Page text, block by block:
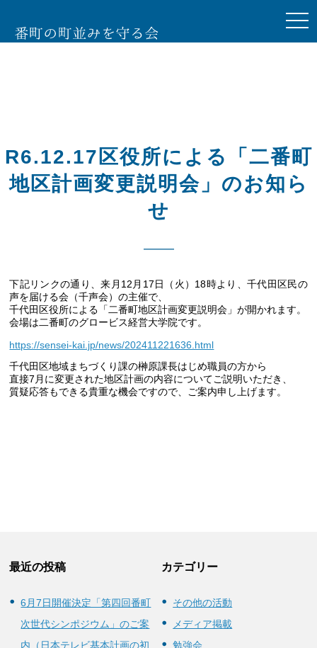
R6.12.17区役所による「二番町
地区計画変更説明会」のお知ら
せ
下記リンクの通り、来月12月17日（火）18時より、千代田区民の
声を届ける会（千声会）の主催で、
千代田区役所による「二番町地区計画変更説明会」が開かれます。
会場は二番町のグロービス経営大学院です。
https://sensei-kai.jp/news/202411221636.html
千代田区地域まちづくり課の榊原課長はじめ職員の方から
直接7月に変更された地区計画の内容についてご説明いただき、
質疑応答もできる貴重な機会ですので、ご案内申し上げます。
最近の投稿
6月7日開催決定「第四回番町
次世代シンポジウム」のご案
内（日本テレビ基本計画の初
カテゴリー
その他の活動
メディア掲載
勉強会